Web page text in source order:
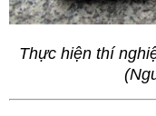
Thực hiện thí